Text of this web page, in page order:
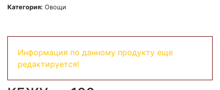
Категория: Овощи
Информация по данному продукту еще
редактируется!